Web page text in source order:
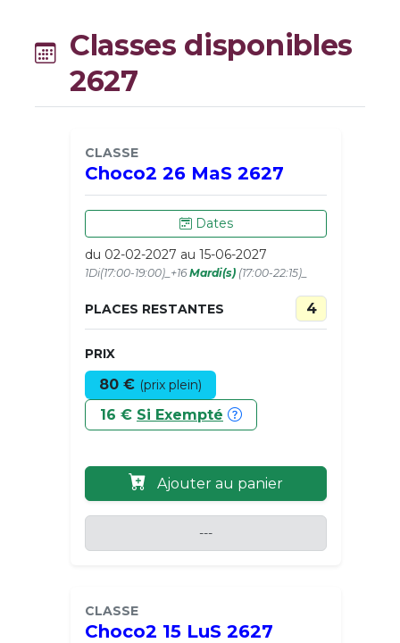
Classes disponibles
2627
CLASSE
Choco2 26 MaS 2627
Dates
du 02-02-2027 au 15-06-2027
1Di(17:00-19:00)_+16Mardi(s) (17:00-22:15)_
PLACES RESTANTES 4
PRIX
80 € (prix plein)
16 € Si Exempté
Ajouter au panier
---
CLASSE
Choco2 15 LuS 2627